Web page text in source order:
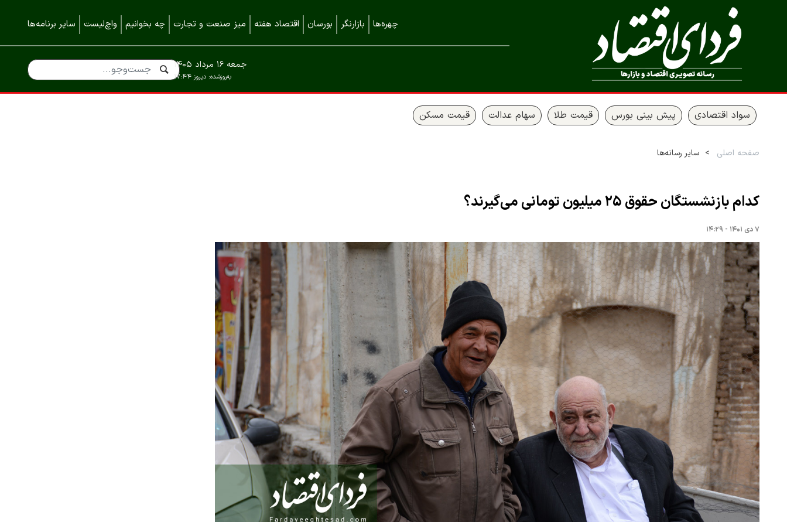
چهره‌ها بازارنگر بورسان اقتصاد هفته میز صنعت و تجارت چه بخوانیم واچ‌لیست سایر برنامه‌ها
به‌روزشده: دیروز ۱۷:۴۴
جمعه ۱۶ مرداد ۱۴۰۵
سواد اقتصادی پیش بینی بورس قیمت طلا سهام عدالت قیمت مسکن
صفحه اصلی سایر رسانه‌ها
کدام بازنشستگان حقوق ۲۵ میلیون تومانی می‌گیرند؟
۷ دی ۱۴۰۱ - ۱۴:۲۹